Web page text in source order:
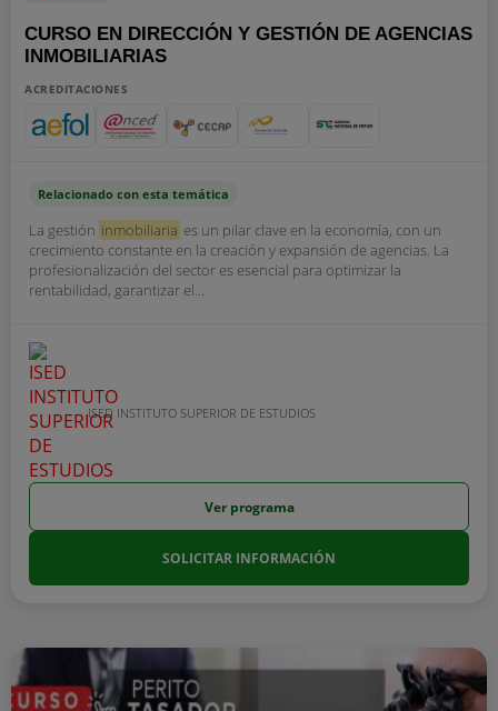
CURSO EN DIRECCIÓN Y GESTIÓN DE AGENCIAS
INMOBILIARIAS
ACREDITACIONES
Relacionado con esta temática
La gestión inmobiliaria es un pilar clave en la economía, con un
crecimiento constante en la creación y expansión de agencias. La
profesionalización del sector es esencial para optimizar la
rentabilidad, garantizar el...
ISED INSTITUTO SUPERIOR DE ESTUDIOS
Ver programa
SOLICITAR INFORMACIÓN